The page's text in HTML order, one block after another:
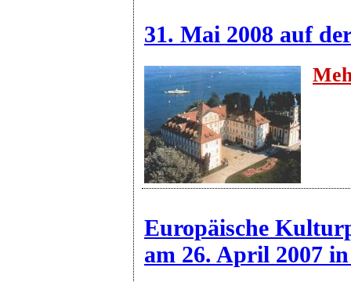
31. Mai 2008 auf
Europäische
am 26. April 2007